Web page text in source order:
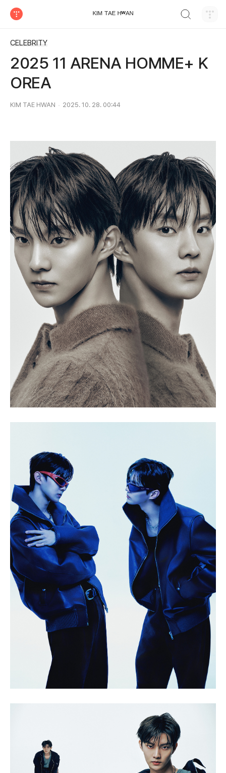
ᴷᴵᴹ ᵀᴬᴱ ᴴʷᴬᴺ
CELEBRITY
2025 11 ARENA HOMME+ K
OREA
KIM TAE HWAN 2025. 10. 28. 00:44